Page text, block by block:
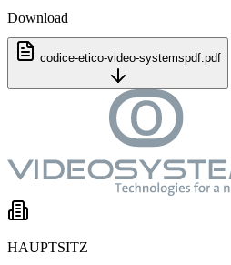
Download
codice-etico-video-systemspdf.pdf
HAUPTSITZ